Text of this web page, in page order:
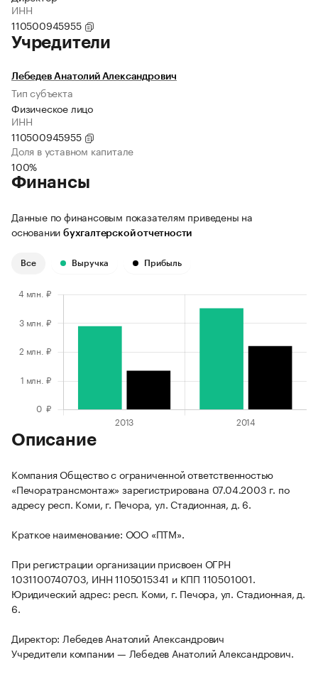
ИНН
110500945955
Учредители
Лебедев Анатолий Александрович
Тип субъекта
Физическое лицо
ИНН
110500945955
Доля в уставном капитале
100%
Финансы
Данные по финансовым показателям приведены на
основании бухгалтерской отчетности
Все Выручка Прибыль
Описание
Компания Общество с ограниченной ответственностью
«Печоратрансмонтаж» зарегистрирована 07.04.2003 г. по
адресу респ. Коми, г. Печора, ул. Стадионная, д. 6.
Краткое наименование: ООО «ПТМ».
При регистрации организации присвоен ОГРН
1031100740703, ИНН 1105015341 и КПП 110501001.
Юридический адрес: респ. Коми, г. Печора, ул. Стадионная, д.
6.
Директор: Лебедев Анатолий Александрович
Учредители компании — Лебедев Анатолий Александрович.